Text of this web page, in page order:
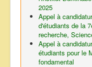
2025
Appel à
d'étudiants de la
recherche,
Appel à
étudiants pour le
fondamental